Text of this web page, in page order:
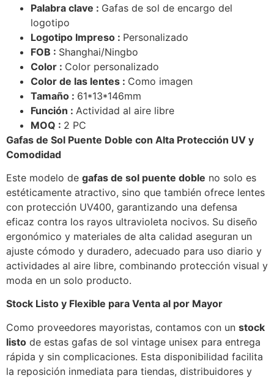
Palabra clave : Gafas de sol de encargo del
logotipo
Logotipo Impreso : Personalizado
FOB : Shanghai/Ningbo
Color : Color personalizado
Color de las lentes : Como imagen
Tamaño : 61*13*146mm
Función : Actividad al aire libre
MOQ : 2 PC
Gafas de Sol Puente Doble con Alta Protección UV y
Comodidad
Este modelo de gafas de sol puente doble no solo es
estéticamente atractivo, sino que también ofrece lentes
con protección UV400, garantizando una defensa
eficaz contra los rayos ultravioleta nocivos. Su diseño
ergonómico y materiales de alta calidad aseguran un
ajuste cómodo y duradero, adecuado para uso diario y
actividades al aire libre, combinando protección visual y
moda en un solo producto.
Stock Listo y Flexible para Venta al por Mayor
Como proveedores mayoristas, contamos con un stock
listo de estas gafas de sol vintage unisex para entrega
rápida y sin complicaciones. Esta disponibilidad facilita
la reposición inmediata para tiendas, distribuidores y